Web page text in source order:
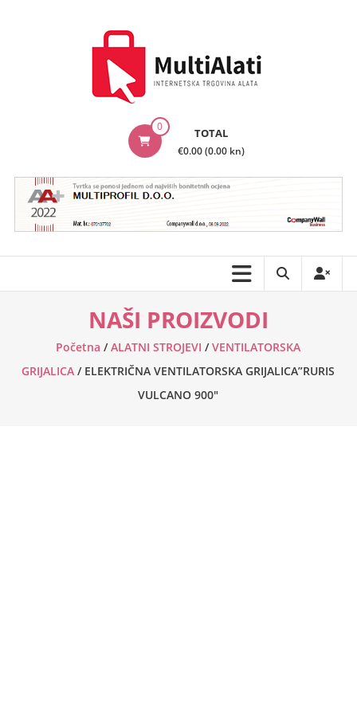
Internetska
trgovina
alata
0 TOTAL
€0.00 (0.00 kn)
NAŠI PROIZVODI
Početna /ALATNI STROJEVI /VENTILATORSKA
GRIJALICA / ELEKTRIČNA VENTILATORSKA GRIJALICA”RURIS
VULCANO 900″